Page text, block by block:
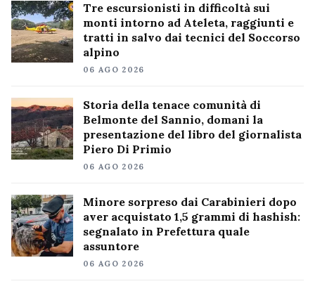
Tre escursionisti in difficoltà sui
monti intorno ad Ateleta, raggiunti e
tratti in salvo dai tecnici del Soccorso
alpino
06 AGO 2026
Storia della tenace comunità di
Belmonte del Sannio, domani la
presentazione del libro del giornalista
Piero Di Primio
06 AGO 2026
Minore sorpreso dai Carabinieri dopo
aver acquistato 1,5 grammi di hashish:
segnalato in Prefettura quale
assuntore
06 AGO 2026